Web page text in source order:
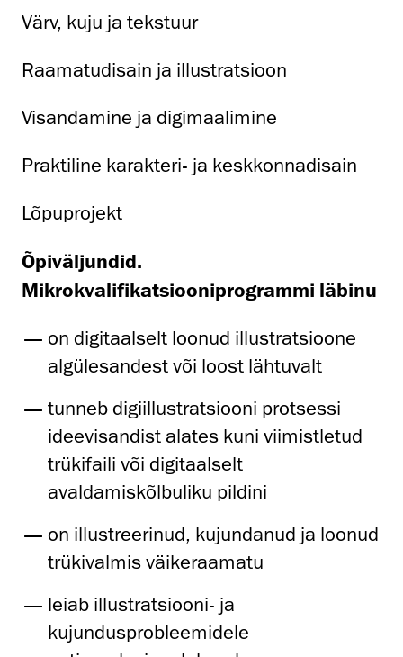
Värv, kuju ja tekstuur
Raamatudisain ja illustratsioon
Visandamine ja digimaalimine
Praktiline karakteri- ja keskkonnadisain
Lõpuprojekt
Õpiväljundid.
Mikrokvalifikatsiooniprogrammi läbinu
on digitaalselt loonud illustratsioone
algülesandest või loost lähtuvalt
tunneb digiillustratsiooni protsessi
ideevisandist alates kuni viimistletud
trükifaili või digitaalselt
avaldamiskõlbuliku pildini
on illustreerinud, kujundanud ja loonud
trükivalmis väikeraamatu
leiab illustratsiooni- ja
kujundusprobleemidele